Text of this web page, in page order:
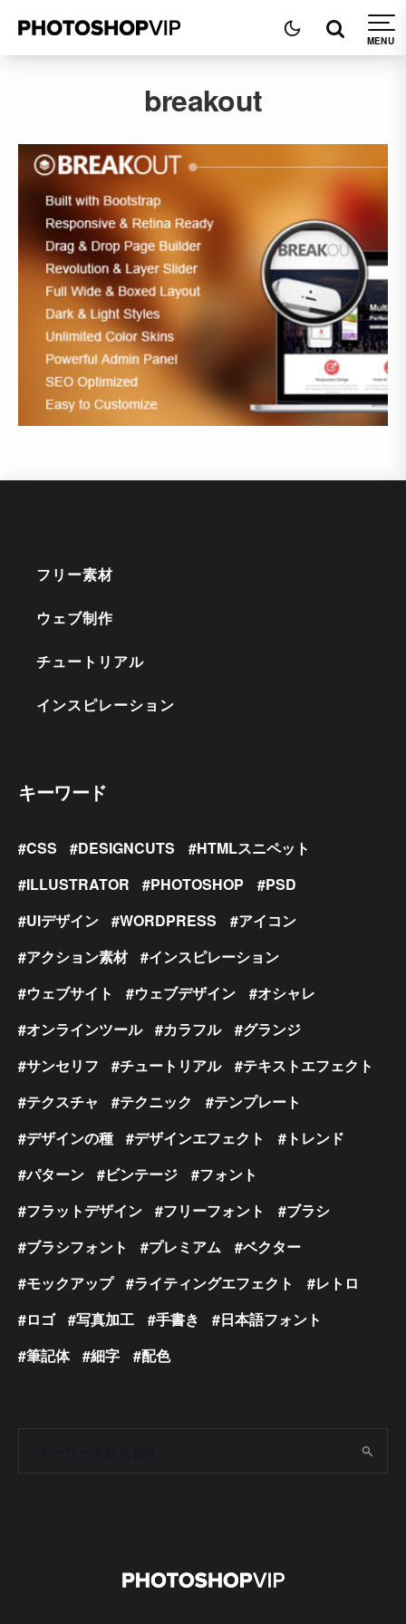
breakout
フリー素材
ウェブ制作
チュートリアル
インスピレーション
キーワード
CSS DESIGNCUTS
HTMLスニペット
ILLUSTRATOR
PHOTOSHOP
PSD
UIデザイン
WORDPRESS
アイコン
アクション素材
インスピレーション
ウェブサイト
ウェブデザイン
オシャレ
オンラインツール
カラフル
グランジ
サンセリフ
チュートリアル
テキストエフェクト
テクスチャ
テクニック
テンプレート
デザインの種
デザインエフェクト
トレンド
パターン
ビンテージ
フォント
フラットデザイン
フリーフォント
ブラシ
ブラシフォント
プレミアム
ベクター
モックアップ
ライティングエフェクト
レトロ
ロゴ
写真加工 手書き
日本語フォント
筆記体
細字 配色